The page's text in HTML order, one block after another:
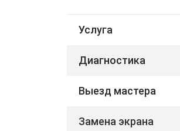
Услуга
Диагностика
Выезд мастера
Замена экрана